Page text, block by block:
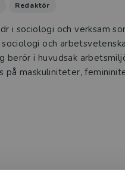
Redaktör
i sociologi och verksam
och
berör i huvudsak
på maskuliniteter,